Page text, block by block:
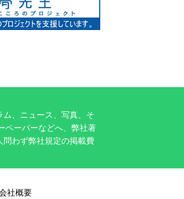
ム、ニュース、写真、そ
ペーパーなどへ、弊社著
わず弊社規定の掲載費
社概要